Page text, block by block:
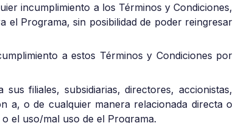
incumplimiento a los Términos y Condiciones,
el Programa, sin posibilidad de poder reingresar
a estos Términos y Condiciones por
filiales, subsidiarias, directores, accionistas,
a, o de cualquier manera relacionada directa o
el uso/mal uso de el Programa.